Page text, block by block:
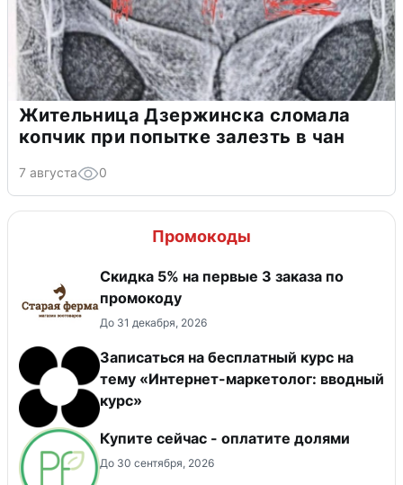
Жительница Дзержинска сломала
копчик при попытке залезть в чан
7 августа 0
Промокоды
Скидка 5% на первые 3 заказа по
промокоду
До 31 декабря, 2026
Записаться на бесплатный курс на
тему «Интернет-маркетолог: вводный
курс»
Купите сейчас - оплатите долями
До 30 сентября, 2026